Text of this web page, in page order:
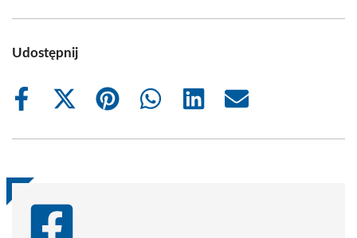
Udostępnij
Share
Share
(Twitter)
Share
Share
Share
Share